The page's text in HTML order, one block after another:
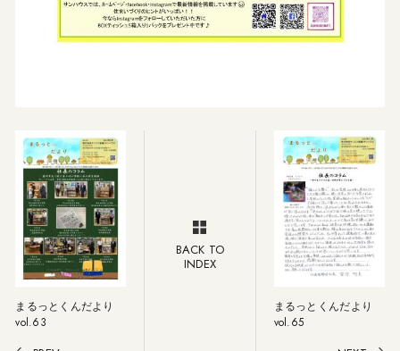
まるっとくんだより
vol.63
BACK TO
INDEX
まるっとくんだより
vol.65